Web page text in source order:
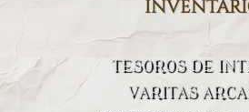
TESOROS DE
VARITAS